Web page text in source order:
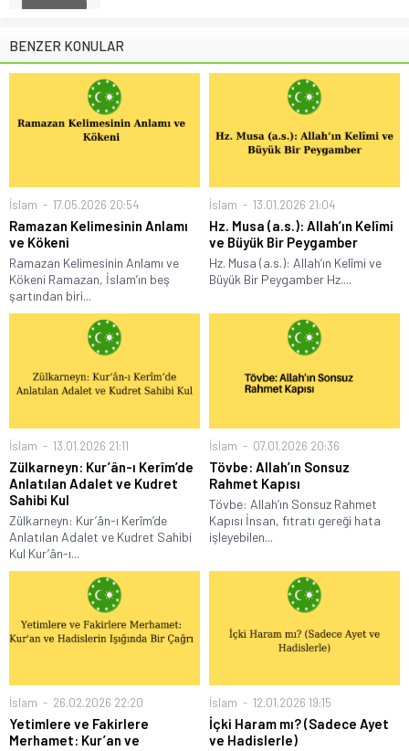
BENZER KONULAR
İslam 17.05.2026 20:54
Ramazan Kelimesinin Anlamı
ve Kökeni
Ramazan Kelimesinin Anlamı ve
Kökeni Ramazan, İslam’ın beş
şartından biri...
İslam 13.01.2026 21:04
Hz. Musa (a.s.): Allah’ın Kelîmi
ve Büyük Bir Peygamber
Hz. Musa (a.s.): Allah’ın Kelîmi ve
Büyük Bir Peygamber Hz....
İslam 13.01.2026 21:11
Zülkarneyn: Kur’ân-ı Kerîm’de
Anlatılan Adalet ve Kudret
Sahibi Kul
Zülkarneyn: Kur’ân-ı Kerîm’de
Anlatılan Adalet ve Kudret Sahibi
Kul Kur’ân-ı...
İslam 07.01.2026 20:36
Tövbe: Allah’ın Sonsuz
Rahmet Kapısı
Tövbe: Allah’ın Sonsuz Rahmet
Kapısı İnsan, fıtratı gereği hata
işleyebilen...
İslam 26.02.2026 22:20
Yetimlere ve Fakirlere
Merhamet: Kur’an ve
İslam 12.01.2026 19:15
İçki Haram mı? (Sadece Ayet
ve Hadislerle)